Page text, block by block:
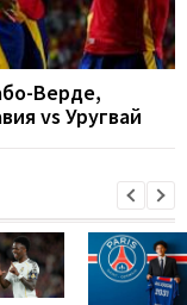
Верде,
vs Уругвай